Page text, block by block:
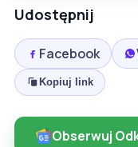
Udostępnij
Facebook
Kopiuj link
Obserwuj